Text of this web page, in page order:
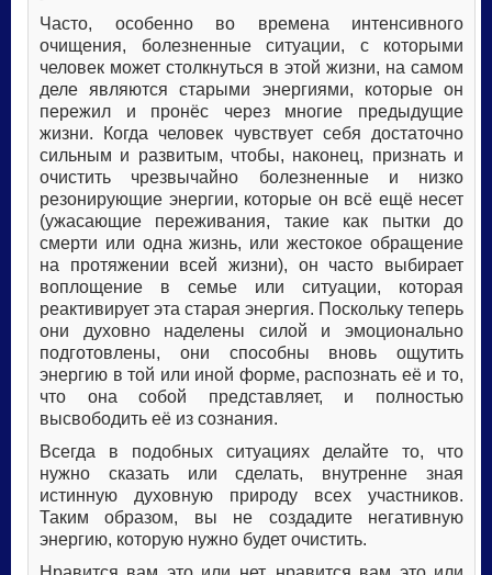
Часто, особенно во времена интенсивного
очищения, болезненные ситуации, с которыми
человек может столкнуться в этой жизни, на самом
деле являются старыми энергиями, которые он
пережил и пронёс через многие предыдущие
жизни. Когда человек чувствует себя достаточно
сильным и развитым, чтобы, наконец, признать и
очистить чрезвычайно болезненные и низко
резонирующие энергии, которые он всё ещё несет
(ужасающие переживания, такие как пытки до
смерти или одна жизнь, или жестокое обращение
на протяжении всей жизни), он часто выбирает
воплощение в семье или ситуации, которая
реактивирует эта старая энергия. Поскольку теперь
они духовно наделены силой и эмоционально
подготовлены, они способны вновь ощутить
энергию в той или иной форме, распознать её и то,
что она собой представляет, и полностью
высвободить её из сознания.
Всегда в подобных ситуациях делайте то, что
нужно сказать или сделать, внутренне зная
истинную духовную природу всех участников.
Таким образом, вы не создадите негативную
энергию, которую нужно будет очистить.